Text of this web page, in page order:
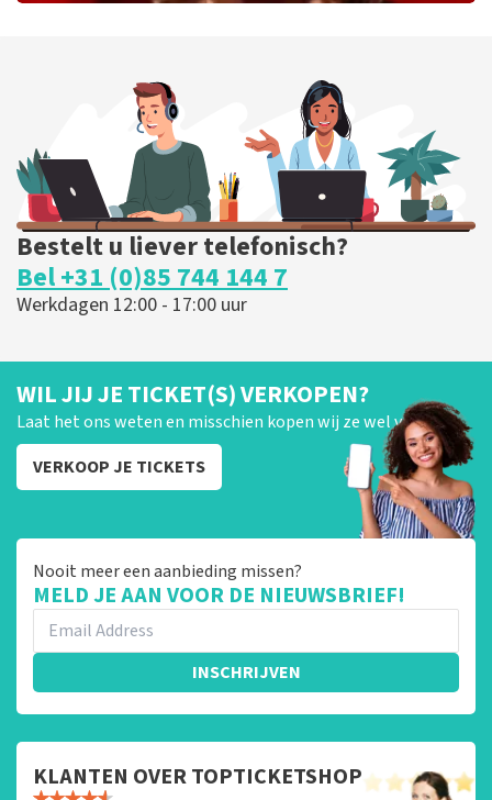
BESTEL NU
Bestelt u liever telefonisch?
Bel +31 (0)85 744 144 7
Werkdagen 12:00 - 17:00 uur
WIL JIJ JE TICKET(S) VERKOPEN?
Laat het ons weten en misschien kopen wij ze wel van je!
VERKOOP JE TICKETS
Nooit meer een aanbieding missen?
MELD JE AAN VOOR DE NIEUWSBRIEF!
INSCHRIJVEN
KLANTEN OVER TOPTICKETSHOP